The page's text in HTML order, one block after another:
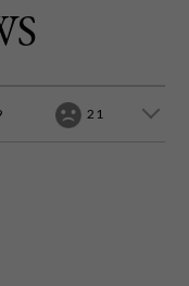
21